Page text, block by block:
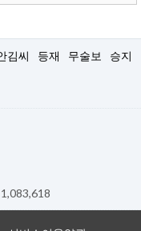
김씨 등재 무술보 승지
1,083,618